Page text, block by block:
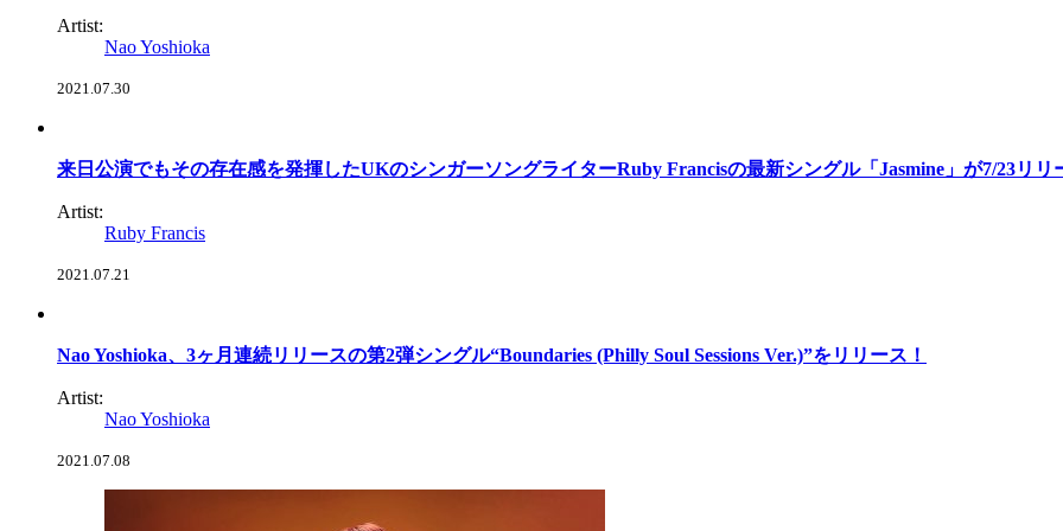
Artist:
Nao Yoshioka
2021.07.30
来日公演でもその存在感を発揮したUKのシンガーソングライターRuby Francisの最新シングル「Jasmine」が7/23リリ
Artist:
Ruby Francis
2021.07.21
Nao Yoshioka、3ヶ月連続リリースの第2弾シングル“Boundaries (Philly Soul Sessions Ver.)”をリリース！
Artist:
Nao Yoshioka
2021.07.08